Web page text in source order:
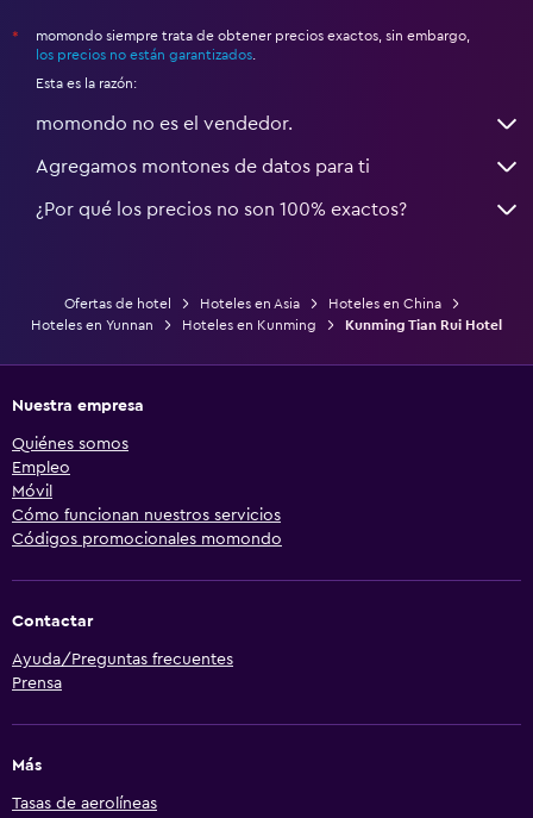
*
momondo siempre trata de obtener precios exactos, sin embargo,
los precios no están garantizados
Esta es la razón:
momondo no es el vendedor.
Agregamos montones de datos para ti
¿Por qué los precios no son 100% exactos?
Ofertas de hotel Hoteles en Asia
Hoteles en China
Hoteles en Yunnan
Hoteles en Kunming Kunming Tian Rui Hotel
Nuestra empresa
Quiénes somos
Empleo
Móvil
Cómo funcionan nuestros servicios
Códigos promocionales momondo
Contactar
Ayuda/Preguntas frecuentes
Prensa
Más
Tasas de aerolíneas